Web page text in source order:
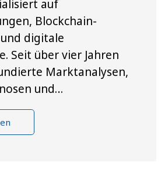
auf
Blockchain-
digitale
Seit über vier Jahren
Marktanalysen,
und…